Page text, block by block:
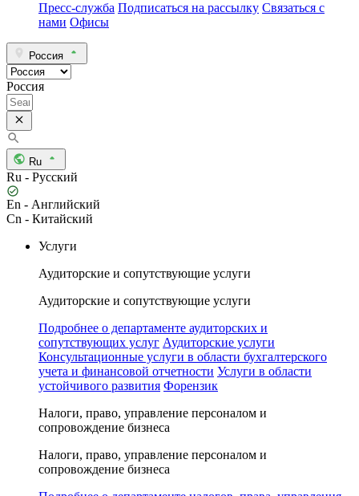
Пресс-служба Подписаться на рассылку Связаться с
нами Офисы
Россия
Россия
Ru
Ru - Русский
En - Английский
Cn - Китайский
Услуги
Аудиторские и сопутствующие услуги
Аудиторские и сопутствующие услуги
Подробнее о департаменте аудиторских и
сопутствующих услуг Аудиторские услуги
Консультационные услуги в области бухгалтерского
учета и финансовой отчетности Услуги в области
устойчивого развития Форензик
Налоги, право, управление персоналом и
сопровождение бизнеса
Налоги, право, управление персоналом и
сопровождение бизнеса